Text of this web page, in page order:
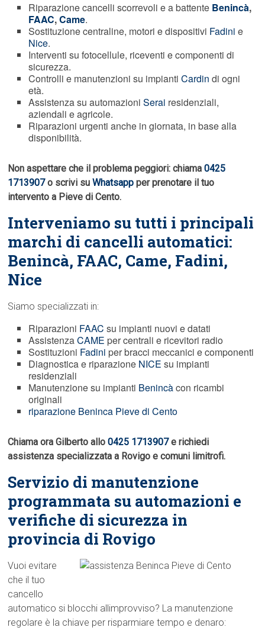
Riparazione cancelli scorrevoli e a battente Benincà,
FAAC,Came.
Sostituzione centraline, motori e dispositivi Fadini e
Nice.
Interventi su fotocellule, riceventi e componenti di
sicurezza.
Controlli e manutenzioni su impiantiCardin di ogni
età.
Assistenza su automazioniSerai residenziali,
aziendali e agricole.
Riparazioni urgenti anche in giornata, in base alla
disponibilità.
Non aspettare che il problema peggiori: chiama0425
1713907o scrivi suWhatsapp per prenotare il tuo
intervento a Pieve di Cento.
Interveniamo su tutti i principali
marchi di cancelli automatici:
Benincà, FAAC, Came, Fadini,
Nice
Siamo specializzati in:
Riparazioni FAAC su impianti nuovi e datati
AssistenzaCAME per centrali e ricevitori radio
Sostituzioni Fadini per bracci meccanici e componenti
Diagnostica e riparazione NICE su impianti
residenziali
Manutenzione su impianti Benincàcon ricambi
originali
riparazione Beninca Pieve di Cento
Chiama ora Gilberto allo0425 1713907e richiedi
assistenza specializzata a Rovigo e comuni limitrofi.
Servizio di manutenzione
programmata su automazioni e
verifiche di sicurezza in
provincia di Rovigo
Vuoi evitare
che il tuo
cancello
automatico si blocchi allimprovviso? La manutenzione
regolare è la chiave per risparmiare tempo e denaro: